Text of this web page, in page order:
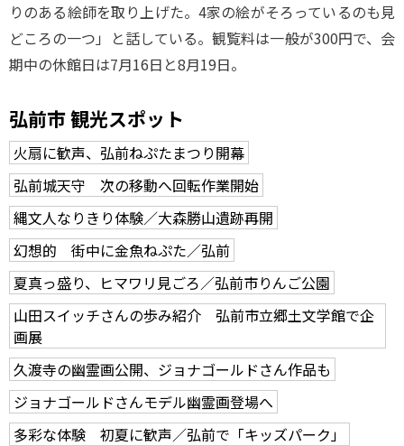
りのある絵師を取り上げた。4家の絵がそろっているのも見
どころの一つ」と話している。観覧料は一般が300円で、会
期中の休館日は7月16日と8月19日。
弘前市 観光スポット
火扇に歓声、弘前ねぷたまつり開幕
弘前城天守 次の移動へ回転作業開始
縄文人なりきり体験／大森勝山遺跡再開
幻想的 街中に金魚ねぷた／弘前
夏真っ盛り、ヒマワリ見ごろ／弘前市りんご公園
山田スイッチさんの歩み紹介 弘前市立郷土文学館で企
画展
久渡寺の幽霊画公開、ジョナゴールドさん作品も
ジョナゴールドさんモデル幽霊画登場へ
多彩な体験 初夏に歓声／弘前で「キッズパーク」